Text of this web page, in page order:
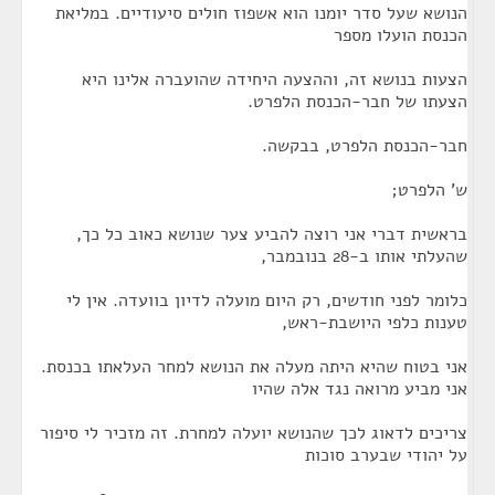
הנושא שעל סדר יומנו הוא אשפוז חולים סיעודיים. במליאת
הכנסת הועלו מספר
הצעות בנושא זה, וההצעה היחידה שהועברה אלינו היא
הצעתו של חבר-הכנסת הלפרט.
חבר-הכנסת הלפרט, בבקשה.
ש' הלפרט;
בראשית דברי אני רוצה להביע צער שנושא כאוב כל כך,
שהעלתי אותו ב-28 בנובמבר,
כלומר לפני חודשים, רק היום מועלה לדיון בוועדה. אין לי
טענות כלפי היושבת-ראש,
אני בטוח שהיא היתה מעלה את הנושא למחר העלאתו בכנסת.
אני מביע מרואה נגד אלה שהיו
צריכים לדאוג לכך שהנושא יועלה למחרת. זה מזכיר לי סיפור
על יהודי שבערב סוכות